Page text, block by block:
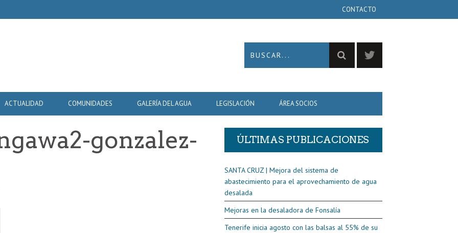
CONTACTO
ACTUALIDAD COMUNIDADES GALERÍA DEL AGUA LEGISLACIÓN ÁREA SOCIOS
gonzalez-
ÚLTIMAS PUBLICACIONES
SANTA CRUZ | Mejora del sistema de
abastecimiento para el aprovechamiento de agua
desalada
Mejoras en la desaladora de Fonsalía
Tenerife inicia agosto con las balsas al 55% de su